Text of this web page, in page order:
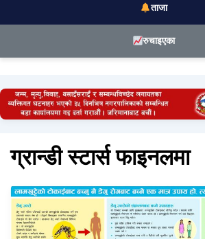
ताजा
रुचाइएका
ग्रान्डी स्टार्स फाइनलमा